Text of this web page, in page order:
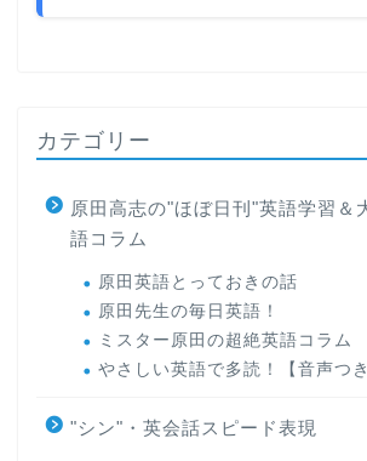
カテゴリー
原田高志の"ほぼ日刊"英語学習＆
語コラム
原田英語とっておきの話
原田先生の毎日英語！
ミスター原田の超絶英語コラム
やさしい英語で多読！【音声つき
"シン"・英会話スピード表現